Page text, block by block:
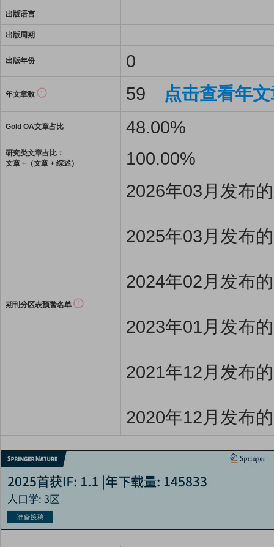
出版语言
出版周期
出版年份 0
年文章数 59 点击查看年
Gold OA文章占比 48.00%
研究类文章占比：
文章 ÷（文章 + 综述）
100.00%
期刊分区表预警名单
2026年03月发布
2025年03月发布
2024年02月发布
2023年01月发布
2021年12月发布
2020年12月发布